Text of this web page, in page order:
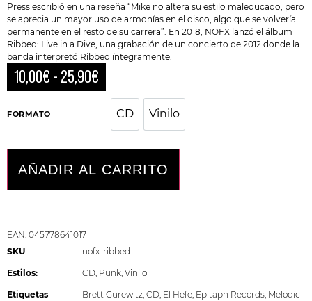
Press escribió en una reseña “Mike no altera su estilo maleducado, pero
se aprecia un mayor uso de armonías en el disco, algo que se volvería
permanente en el resto de su carrera”. En 2018, NOFX lanzó el álbum
Ribbed: Live in a Dive, una grabación de un concierto de 2012 donde la
banda interpretó Ribbed íntegramente.
10,00€ - 25,90€
FORMATO CD Vinilo
AÑADIR AL CARRITO
EAN: 045778641017
SKU
nofx-ribbed
Estilos: CD, Punk, Vinilo
Etiquetas Brett Gurewitz, CD, El Hefe, Epitaph Records, Melodic